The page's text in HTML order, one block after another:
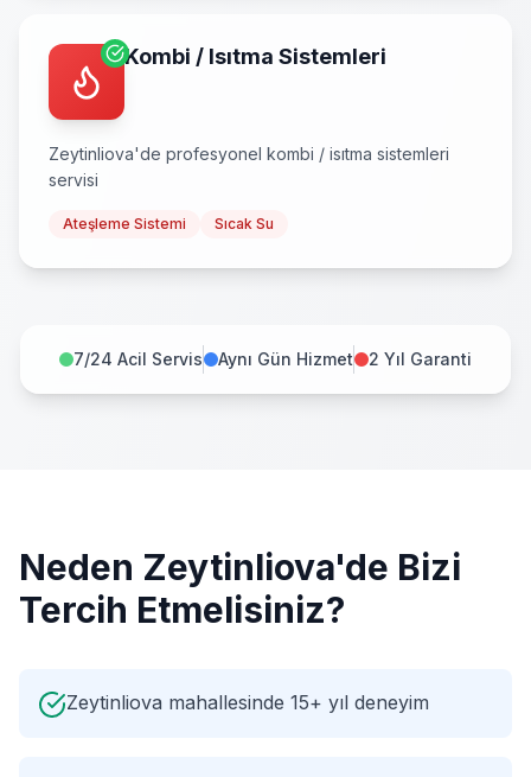
Kombi / Isıtma Sistemleri
Zeytinliova'de profesyonel kombi / isıtma sistemleri
servisi
Ateşleme Sistemi Sıcak Su
7/24 Acil Servis Aynı Gün Hizmet 2 Yıl Garanti
Neden Zeytinliova'de Bizi
Tercih Etmelisiniz?
Zeytinliova mahallesinde 15+ yıl deneyim